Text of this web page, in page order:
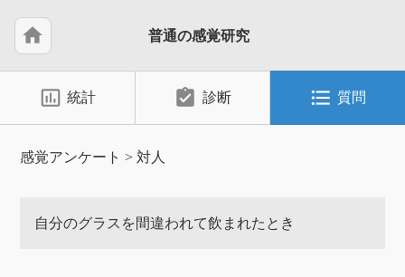
home 普通の感覚研究
insert_chart_outlined 統計 assignment_turned_in 診断 format_list_bulleted 質問
感覚アンケート > 対人
自分のグラスを間違われて飲まれたとき